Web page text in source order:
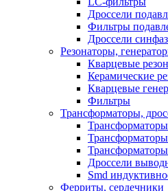
Дроссели
Фильтры
Дроссели
Резонаторы,
Кварцевые
Керамические
Кварцевые
Фильтры
Трансформаторы,
Трансформаторы
Дроссели
Smd
Ферриты, сердечники